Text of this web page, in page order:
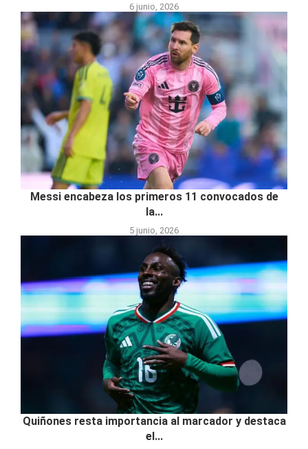
6 junio, 2026
Messi encabeza los primeros 11 convocados de
la...
5 junio, 2026
Quiñones resta importancia al marcador y destaca
el...